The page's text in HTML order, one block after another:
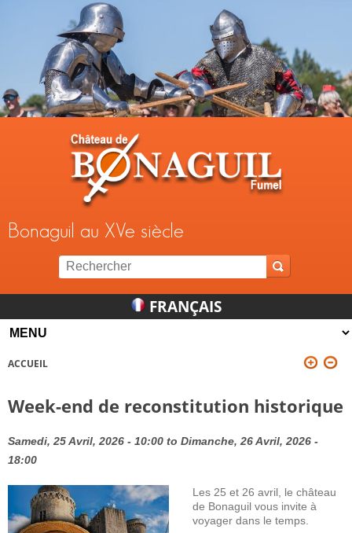
Jump to navigation
Bonaguil au XVe siècle
FRANÇAIS
ACCUEIL
Week-end de reconstitution historique
Samedi, 25 Avril, 2026 - 10:00 to Dimanche, 26 Avril, 2026 -
18:00
Les 25 et 26 avril, le château
de Bonaguil vous invite à
voyager dans le temps.